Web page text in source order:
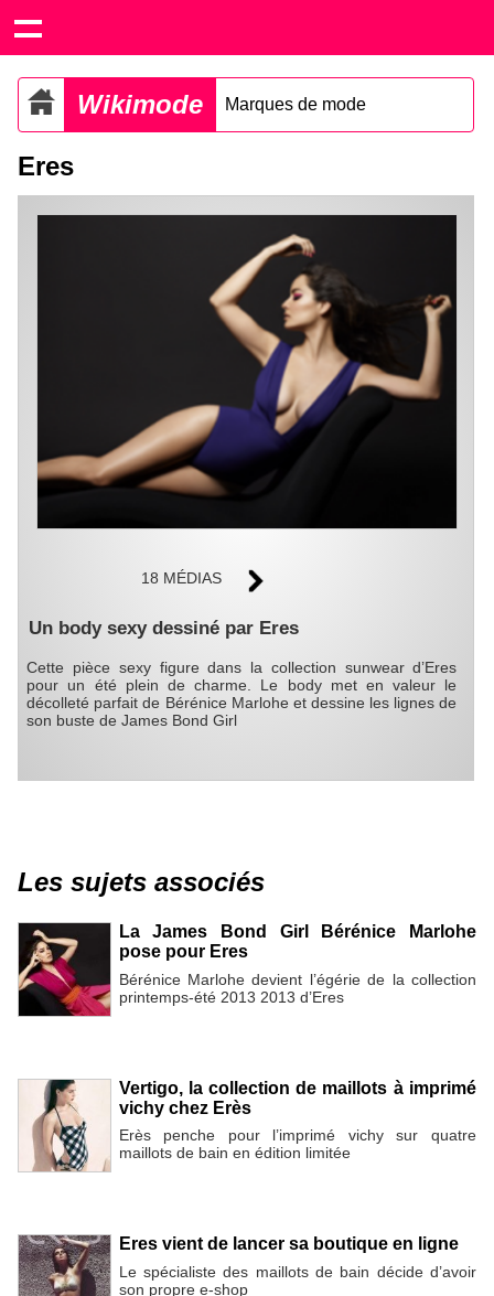
Wikimode Marques de mode
Eres
18 MÉDIAS
Un body sexy dessiné par Eres
Cette pièce sexy figure dans la collection sunwear d’Eres
pour un été plein de charme. Le body met en valeur le
décolleté parfait de Bérénice Marlohe et dessine les lignes de
son buste de James Bond Girl
Les sujets associés
La James Bond Girl Bérénice Marlohe
pose pour Eres
Bérénice Marlohe devient l’égérie de la collection
printemps-été 2013 2013 d’Eres
Vertigo, la collection de maillots à imprimé
vichy chez Erès
Erès penche pour l’imprimé vichy sur quatre
maillots de bain en édition limitée
Eres vient de lancer sa boutique en ligne
Le spécialiste des maillots de bain décide d’avoir
son propre e-shop